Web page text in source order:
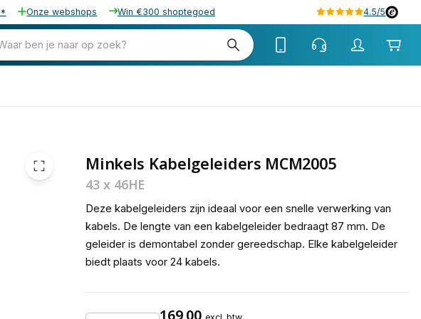
Onze webshops Win €300 shoptegoed 4.5/5
ben je naar op zoek?
Minkels Kabelgeleiders MCM2005
43 x 46HE
Deze kabelgeleiders zijn ideaal voor een snelle verwerking van
kabels. De lengte van een kabelgeleider bedraagt 87 mm. De
geleider is demontabel zonder gereedschap. Elke kabelgeleider
biedt plaats voor 24 kabels.
169,00
169,00 excl. btw
204,49 incl. btw